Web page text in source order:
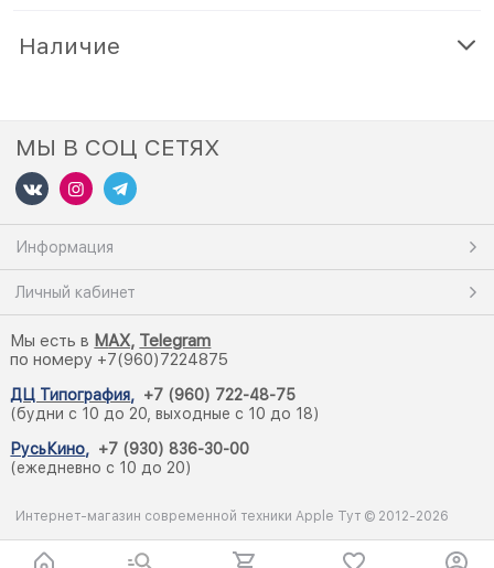
Наличие
МЫ В СОЦ СЕТЯХ
Информация
Личный кабинет
Мы есть в MAX, Telegram
по номеру +7(960)7224875
ДЦ Типография, +7 (960) 722-48-75
(будни с 10 до 20, выходные с 10 до 18)
РусьКино, +7 (930) 836-30-00
(ежедневно с 10 до 20)
Интернет-магазин современной техники Apple Тут © 2012-2026